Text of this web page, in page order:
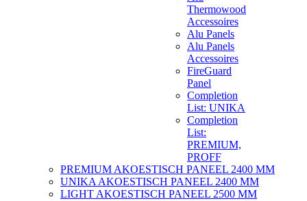
Thermowood
Accessoires
Alu Panels
Alu Panels
Accessoires
FireGuard
Panel
Completion
List: UNIKA
Completion
List:
PREMIUM,
PROFF
PREMIUM AKOESTISCH PANEEL 2400 MM
UNIKA AKOESTISCH PANEEL 2400 MM
LIGHT AKOESTISCH PANEEL 2500 MM